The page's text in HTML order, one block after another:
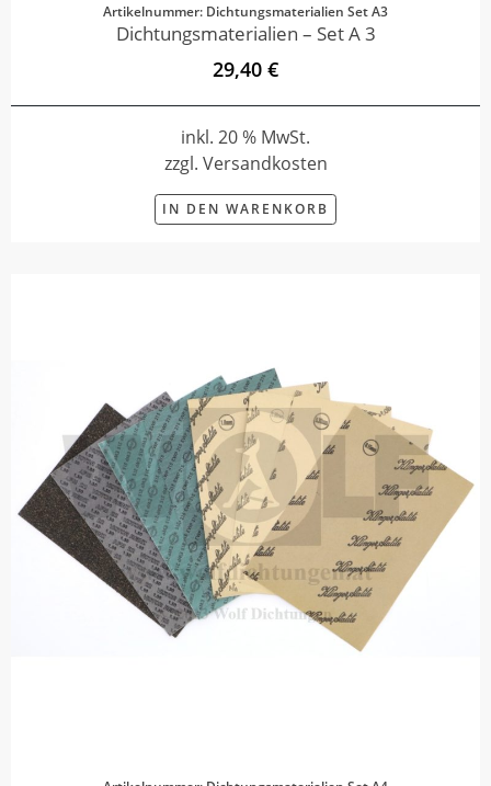
Artikelnummer: Dichtungsmaterialien Set A3
Dichtungsmaterialien – Set A 3
29,40 €
inkl. 20 % MwSt.
zzgl. Versandkosten
IN DEN WARENKORB